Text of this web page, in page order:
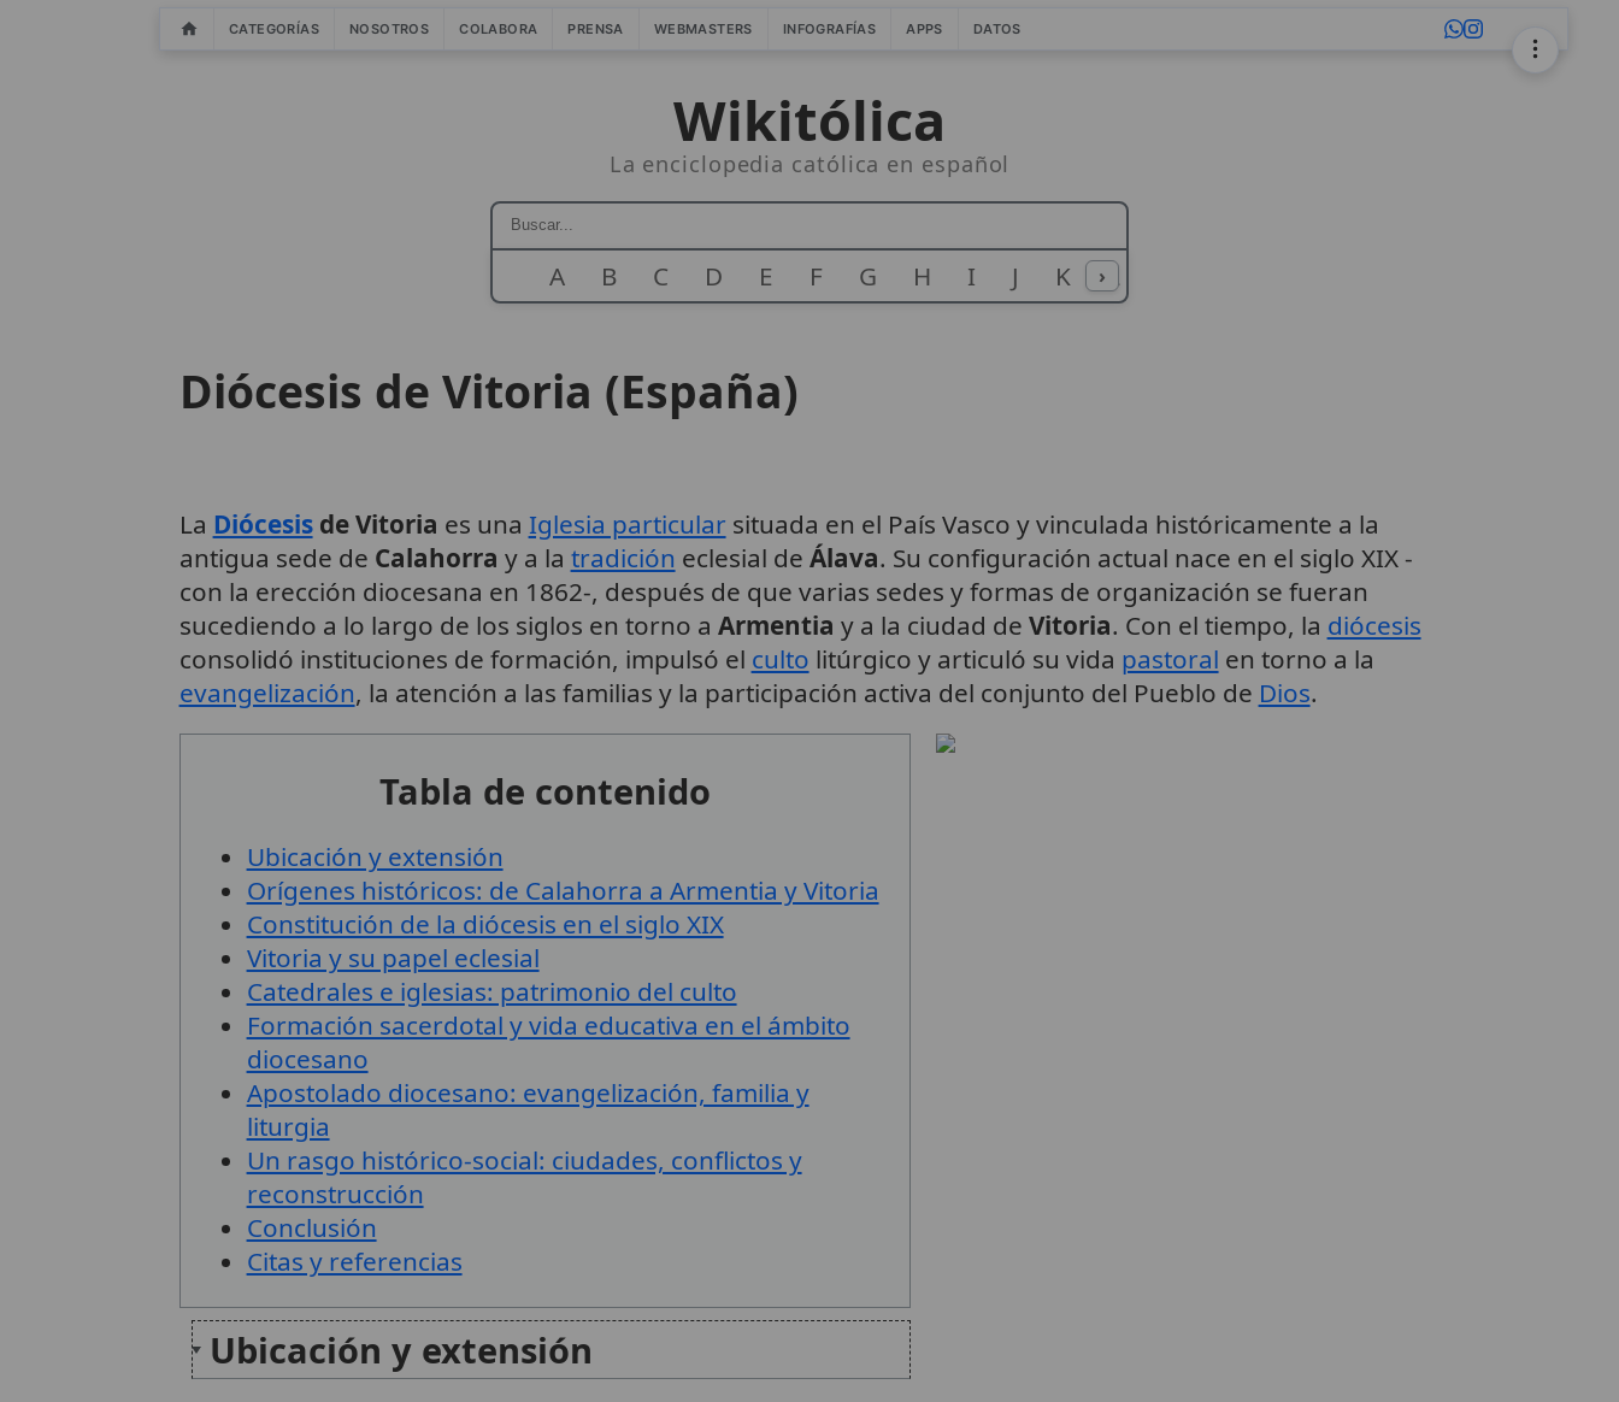
CATEGORÍAS NOSOTROS COLABORA PRENSA WEBMASTERS INFOGRAFÍAS APPS DATOS
Wikitólica
La enciclopedia católica en español
A B C D E F G H I J K L
›
Diócesis de Vitoria (España)
La Diócesisde Vitoria es una Iglesia particularsituada en el País Vasco y vinculada históricamente a la
antigua sede de Calahorra y a la tradición eclesial de Álava. Su configuración actual nace en el siglo XIX -
con la erección diocesana en 1862-, después de que varias sedes y formas de organización se fueran
sucediendo a lo largo de los siglos en torno a Armentia y a la ciudad de Vitoria. Con el tiempo, la diócesis
consolidó instituciones de formación, impulsó el culto litúrgico y articuló su vida pastoral en torno a la
evangelización, la atención a las familias y la participación activa del conjunto del Pueblo de Dios.
Tabla de contenido
Ubicación y extensión
Orígenes históricos: de Calahorra a Armentia y Vitoria
Constitución de la diócesis en el siglo XIX
Vitoria y su papel eclesial
Catedrales e iglesias: patrimonio del culto
Formación sacerdotal y vida educativa en el ámbito
diocesano
Apostolado diocesano: evangelización, familia y
liturgia
Un rasgo histórico-social: ciudades, conflictos y
reconstrucción
Conclusión
Citas y referencias
Ubicación y extensión